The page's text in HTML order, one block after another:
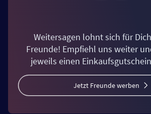
Weitersagen lohnt sich für
Freunde! Empfiehl uns weiter
jeweils einen
Jetzt Freunde werben